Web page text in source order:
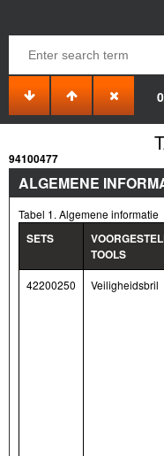
94100477
ALGEMENE
Tabel 1. Algemene informatie
SETS
TOOLS
42200250 Veiligheidsbril